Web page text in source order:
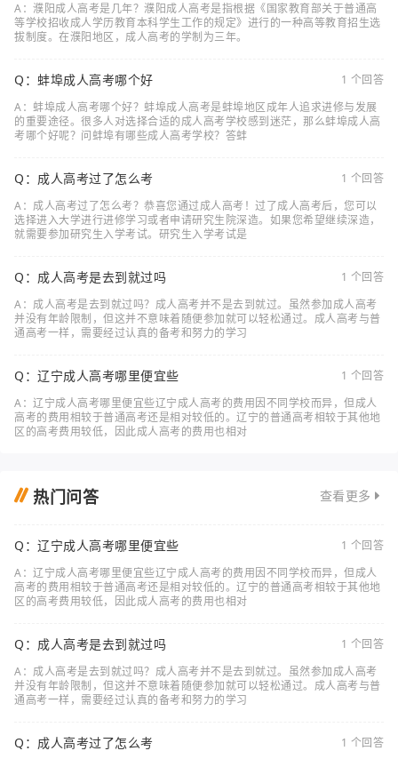
A：濮阳成人高考是几年？濮阳成人高考是指根据《国家教育部关于普通高
等学校招收成人学历教育本科学生工作的规定》进行的一种高等教育招生选
拔制度。在濮阳地区，成人高考的学制为三年。
Q：蚌埠成人高考哪个好
1 个回答
A：蚌埠成人高考哪个好？蚌埠成人高考是蚌埠地区成年人追求进修与发展
的重要途径。很多人对选择合适的成人高考学校感到迷茫，那么蚌埠成人高
考哪个好呢？问蚌埠有哪些成人高考学校？答蚌
Q：成人高考过了怎么考
1 个回答
A：成人高考过了怎么考？恭喜您通过成人高考！过了成人高考后，您可以
选择进入大学进行进修学习或者申请研究生院深造。如果您希望继续深造，
就需要参加研究生入学考试。研究生入学考试是
Q：成人高考是去到就过吗
1 个回答
A：成人高考是去到就过吗？成人高考并不是去到就过。虽然参加成人高考
并没有年龄限制，但这并不意味着随便参加就可以轻松通过。成人高考与普
通高考一样，需要经过认真的备考和努力的学习
Q：辽宁成人高考哪里便宜些
1 个回答
A：辽宁成人高考哪里便宜些辽宁成人高考的费用因不同学校而异，但成人
高考的费用相较于普通高考还是相对较低的。辽宁的普通高考相较于其他地
区的高考费用较低，因此成人高考的费用也相对
热门问答 查看更多
Q：辽宁成人高考哪里便宜些
1 个回答
A：辽宁成人高考哪里便宜些辽宁成人高考的费用因不同学校而异，但成人
高考的费用相较于普通高考还是相对较低的。辽宁的普通高考相较于其他地
区的高考费用较低，因此成人高考的费用也相对
Q：成人高考是去到就过吗
1 个回答
A：成人高考是去到就过吗？成人高考并不是去到就过。虽然参加成人高考
并没有年龄限制，但这并不意味着随便参加就可以轻松通过。成人高考与普
通高考一样，需要经过认真的备考和努力的学习
Q：成人高考过了怎么考
1 个回答